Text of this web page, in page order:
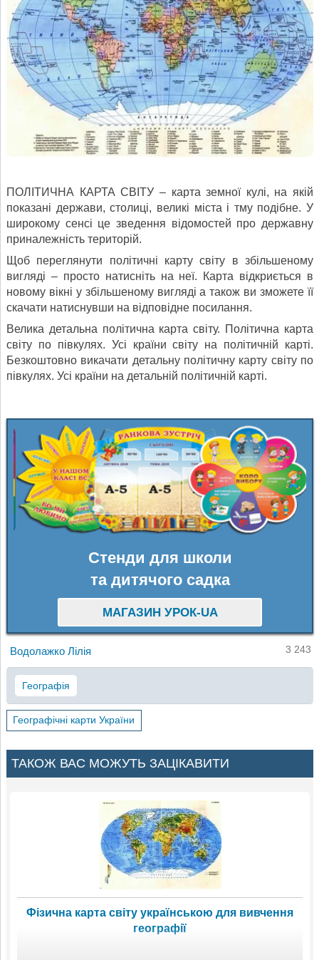
ПОЛІТИЧНА КАРТА СВІТУ – карта земної кулі, на якій
показані держави, столиці, великі міста і тму подібне. У
широкому сенсі це зведення відомостей про державну
приналежність територій.
Щоб переглянути політичні карту світу в збільшеному
вигляді – просто натисніть на неї. Карта відкриється в
новому вікні у збільшеному вигляді а також ви зможете її
скачати натиснувши на відповідне посилання.
Велика детальна політична карта світу. Політична карта
світу по півкулях. Усі країни світу на політичній карті.
Безкоштовно викачати детальну політичну карту світу по
півкулях. Усі країни на детальній політичній карті.
Стенди для школи
та дитячого садка
МАГАЗИН УРОК-UA
Водолажко Лілія 3 243
Географія
Географічні карти України
ТАКОЖ ВАС МОЖУТЬ ЗАЦІКАВИТИ
Фізична карта світу українською для вивчення
географії